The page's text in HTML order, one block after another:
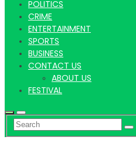
Hindi
News
POLITICS
CRIME
ENTERTAINMENT
SPORTS
BUSINESS
CONTACT US
ABOUT US
FESTIVAL